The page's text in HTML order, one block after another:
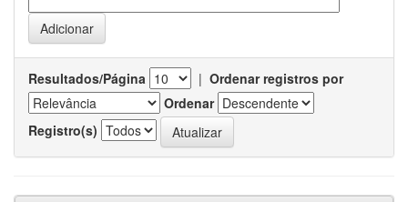
Resultados/Página | Ordenar registros por
Ordenar
Registro(s)